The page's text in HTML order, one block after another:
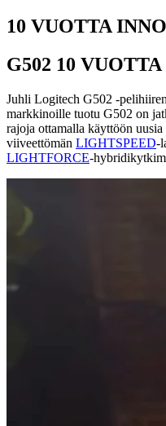
10 VUOTTA
G502 10 VUOTTA
Juhli Logitech G502 -
markkinoille tuotu G502 on
rajoja ottamalla käyttöön
viiveettömän LIGHTSPEED-
LIGHTFORCE-